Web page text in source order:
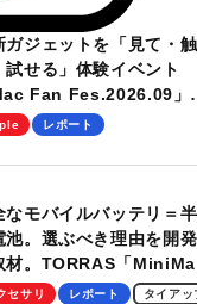
ガジェットを「見て・
試せる」体験イベント
Fan Fes.2026.09」
9月26日（土）に開催し
レポート
なモバイルバッテリ＝
池。選ぶべき理由を開
材。TORRAS「
の実機レビューも
セサリ レポート タイアッ